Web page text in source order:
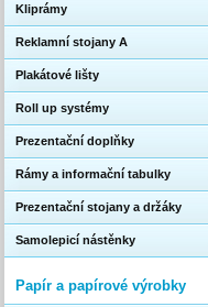
Kliprámy
Reklamní stojany A
Plakátové lišty
Roll up systémy
Prezentační doplňky
Rámy a informační tabulky
Prezentační stojany a držáky
Samolepicí nástěnky
Papír a papírové výrobky